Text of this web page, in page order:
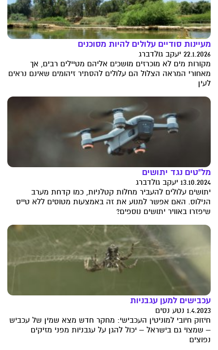
מעיינות סודיים עלולים להיות מסוכנים
22.1.2026 יעקב גולדברג
מקורות מים לא מוכרזים מושכים אליהם מטיילים רבים, אך
מאחורי המראה הצלול הם עלולים להסתיר זיהומים שאינם נראים
לעין
מל"טים נגד יתושים
13.10.2024 יעקב גולדברג
יתושים עלולים להעביר מחלות קטלניות, כמו קדחת מערב
הנילוס. האם אפשר למנוע את זה באמצעות מטוסים ללא טייס
שיפזרו באוויר יתושים נוספים?
עכבישים למען עגבניות
1.4.2023 נטע נסים
חיזוק חיובי למוניטין העכבישי: מחקר חדש מצא שמין של עכביש
– שמצוי גם בישראל – יכול להגן על עגבניות מפני מזיקים
נפוצים